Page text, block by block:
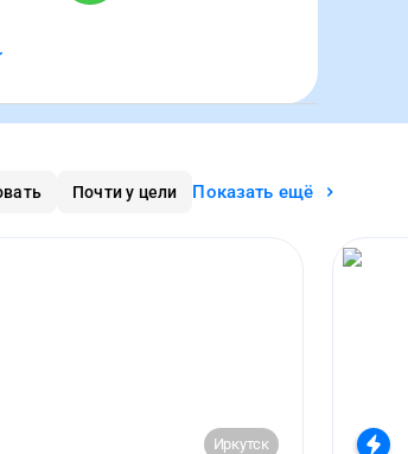
Почти у цели Показать ещё
Иркутск